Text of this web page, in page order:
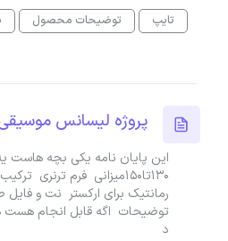
تایپ توضیحات محصول
پروژه لیسانس
۱۳۰تا۱۵۰میزانی فرم
رمانتیک برای ارکستر نت و فایل
توضیحات اگه قابل انجام هست
د